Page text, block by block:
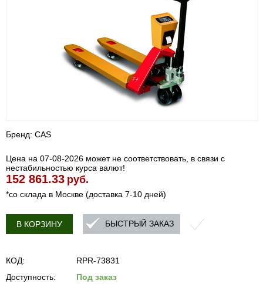
Бренд: CAS
Цена на 07-08-2026 может не соответствовать, в связи с
нестабильностью курса валют!
152 861.33 руб.
*со склада в Москве (доставка 7-10 дней)
В КОРЗИНУ БЫСТРЫЙ ЗАКАЗ
КОД:
RPR-73831
Доступность:
Под заказ